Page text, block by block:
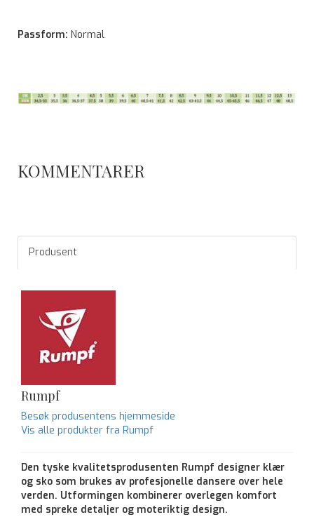
Passform: Normal
KOMMENTARER
Produsent
Rumpf
Besøk produsentens hjemmeside
Vis alle produkter fra Rumpf
Den tyske kvalitetsprodusenten Rumpf designer klær
og sko som brukes av profesjonelle dansere over hele
verden. Utformingen kombinerer overlegen komfort
med spreke detaljer og moteriktig design.